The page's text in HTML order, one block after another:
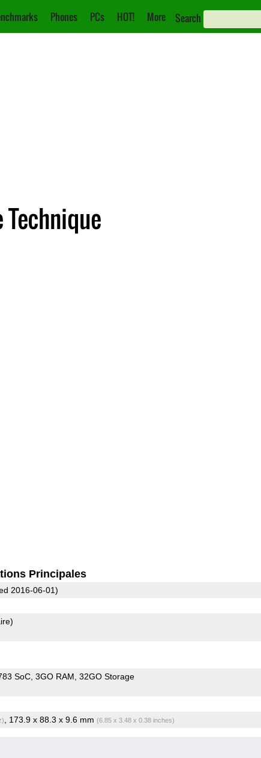
Phones PCs HOT! More Search
Technique
Principales
2016-06-01)
SoC 3GO RAM 32GO Storage
, 173.9 x 88.3 x 9.6 mm (6.85 x 3.48 x 0.38 inches)